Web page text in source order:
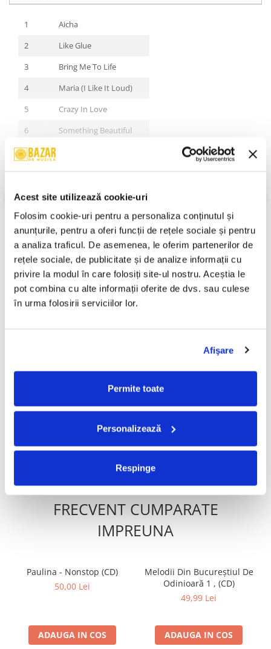
Acest site utilizează cookie-uri
Folosim cookie-uri pentru a personaliza conținutul și
anunțurile, pentru a oferi funcții de rețele sociale și pentru
a analiza traficul. De asemenea, le oferim partenerilor de
rețele sociale, de publicitate și de analize informații cu
privire la modul în care folosiți site-ul nostru. Aceștia le
pot combina cu alte informații oferite de dvs. sau culese
în urma folosirii serviciilor lor.
Afişare
Permite toate
Personalizează
Respinge
1
Aicha
2
Like Glue
3
Bring Me To Life
4
Maria (I Like It Loud)
5
Crazy In Love
6
Something Beautiful
7
9
Forever And For Always
10
Get Busy
11
Can't Hold Us Down
12
Where's The Love?
13
Are You Happy Now?
14
Feel Good Time
Stare Coperta:Near Mint (NM or M-)Very Good Plus (VG+)
Gen:Electronic, Rock, Funk / Soul
Stil:House, Contemporary R&B, Pop Rock
An Lansare: 2004
Informatii conformitate produs
Review-uri(0)
PRODUSE ALTERNATIVE
Café-Concert, (CD)
ADAUGA IN COS
-30%
Alexandru Andrieș - Cîntece
Pentru Prințesă, (CD)
499,99 Lei
ADAUGA IN COS
FRECVENT CUMPARATE
IMPREUNA
Paulina - Nonstop (CD)
50,00 Lei
ADAUGA IN COS
Melodii Din Bucureștiul De
Odinioară 1 , (CD)
49,99 Lei
ADAUGA IN COS